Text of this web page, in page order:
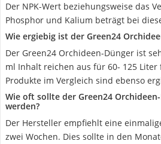
Der NPK-Wert beziehungsweise das
Phosphor und Kalium beträgt bei
Wie ergiebig ist der Green24
Der Green24 Orchideen-Dünger ist
ml Inhalt reichen aus für 60- 125
Produkte im Vergleich sind ebenso
Wie oft sollte der Green24
werden?
Der Hersteller empfiehlt eine
zwei Wochen. Dies sollte in den